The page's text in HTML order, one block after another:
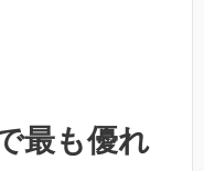
最も優れ